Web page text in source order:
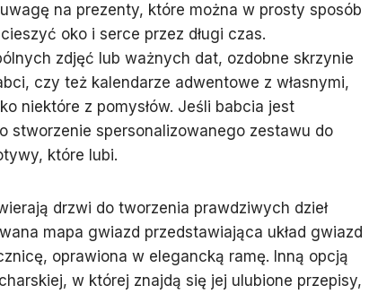
na prezenty, które można w prosty sposób
oko i serce przez długi czas.
zdjęć lub ważnych dat, ozdobne skrzynie
czy też kalendarze adwentowe z własnymi,
niektóre z pomysłów. Jeśli babcia jest
stworzenie spersonalizowanego zestawu do
które lubi.
drzwi do tworzenia prawdziwych dzieł
mapa gwiazd przedstawiająca układ gwiazd
oprawiona w elegancką ramę. Inną opcją
w której znajdą się jej ulubione przepisy,